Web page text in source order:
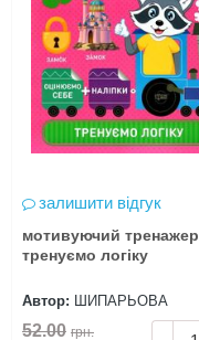
залишити відгук
мотивуючий тренажер
тренуємо логіку
Автор: ШИПАРЬОВА
52.00 грн.